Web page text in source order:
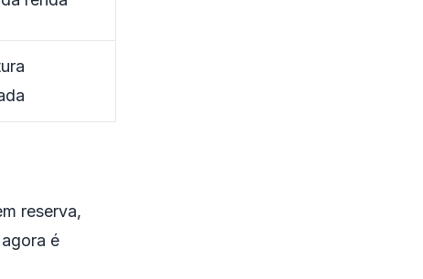
reserva,
é